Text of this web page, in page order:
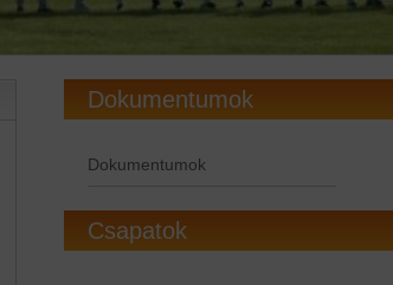
Dokumentumok
Dokumentumok
Csapatok